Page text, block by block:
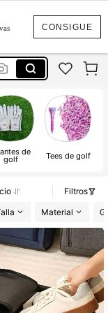
CONSIGUE
de
golf Tees de golf
Filtros
Material